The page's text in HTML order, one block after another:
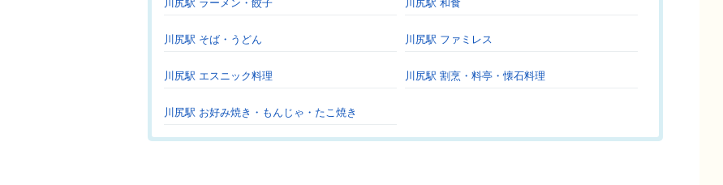
川尻駅 ラーメン・餃子 川尻駅 和食
川尻駅 そば・うどん 川尻駅 ファミレス
川尻駅 エスニック料理 川尻駅 割烹・料亭・懐石料理
川尻駅 お好み焼き・もんじゃ・たこ焼き